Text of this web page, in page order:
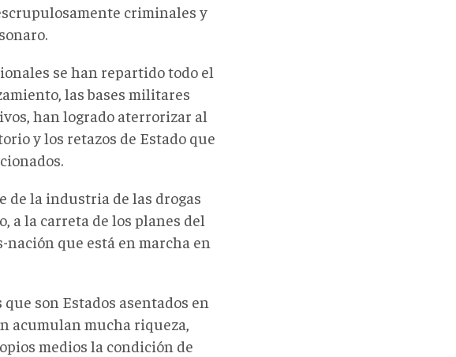
criminales y
se han repartido todo el
las bases militares
han logrado aterrorizar al
y los retazos de Estado que
de la industria de las drogas
a la carreta de los planes del
que está en marcha en
son Estados asentados en
acumulan mucha riqueza,
medios la condición de